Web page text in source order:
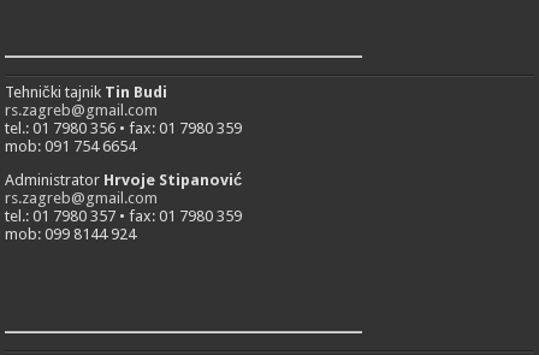
Tehnički tajnik Tin Budi
rs.zagreb@gmail.com
tel.: 01 7980 356 • fax: 01 7980 359
mob: 091 754 6654
Administrator Hrvoje Stipanović
rs.zagreb@gmail.com
tel.: 01 7980 357 • fax: 01 7980 359
mob: 099 8144 924